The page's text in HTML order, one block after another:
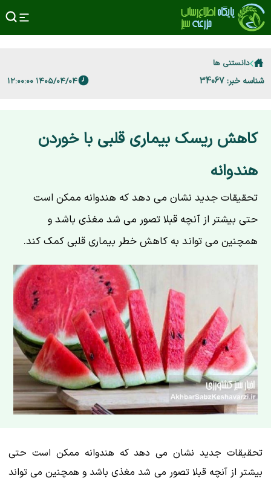
دانستنی ها
شناسه خبر: 34067 ۱۴۰۵/۰۴/۰۴ ۱۲:۰۰:۰۰
کاهش ریسک بیماری قلبی با خوردن
هندوانه
تحقیقات جدید نشان می دهد که هندوانه ممکن است
حتی بیشتر از آنچه قبلا تصور می شد مغذی باشد و
همچنین می تواند به کاهش خطر بیماری قلبی کمک کند.
تحقیقات جدید نشان می دهد که هندوانه ممکن است حتی
بیشتر از آنچه قبلا تصور می شد مغذی باشد و همچنین می تواند